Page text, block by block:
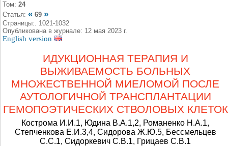
Том: 24
Статья: « 69 »
Страницы:. 1021-1032
Опубликована в журнале: 12 мая 2023 г.
English version
ИДУКЦИОННАЯ ТЕРАПИЯ И
ВЫЖИВАЕМОСТЬ БОЛЬНЫХ
МНОЖЕСТВЕННОЙ МИЕЛОМОЙ ПОСЛЕ
АУТОЛОГИЧНОЙ ТРАНСПЛАНТАЦИИ
ГЕМОПОЭТИЧЕСКИХ СТВОЛОВЫХ КЛЕТОК
Кострома И.И.1, Юдина В.А.1,2, Романенко Н.А.1,
Степченкова Е.И.3,4, Сидорова Ж.Ю.5, Бессмельцев
С.С.1, Сидоркевич С.В.1, Грицаев С.В.1